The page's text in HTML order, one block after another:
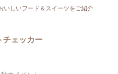
いしいフード＆スイーツをご紹介
チェッカー